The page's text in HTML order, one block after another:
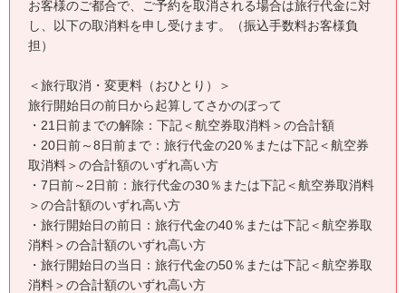
お客様のご都合で、ご予約を取消される場合は旅行代金に対
し、以下の取消料を申し受けます。（振込手数料お客様負
担）
＜旅行取消・変更料（おひとり）＞
旅行開始日の前日から起算してさかのぼって
・21日前までの解除：下記＜航空券取消料＞の合計額
・20日前～8日前まで：旅行代金の20％または下記＜航空券
取消料＞の合計額のいずれ高い方
・7日前～2日前：旅行代金の30％または下記＜航空券取消料
＞の合計額のいずれ高い方
・旅行開始日の前日：旅行代金の40％または下記＜航空券取
消料＞の合計額のいずれ高い方
・旅行開始日の当日：旅行代金の50％または下記＜航空券取
消料＞の合計額のいずれ高い方